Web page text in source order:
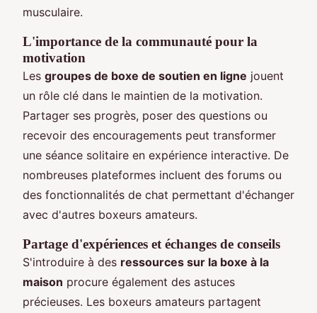
musculaire.
L'importance de la communauté pour la
motivation
Les groupes de boxe de soutien en ligne jouent
un rôle clé dans le maintien de la motivation.
Partager ses progrès, poser des questions ou
recevoir des encouragements peut transformer
une séance solitaire en expérience interactive. De
nombreuses plateformes incluent des forums ou
des fonctionnalités de chat permettant d'échanger
avec d'autres boxeurs amateurs.
Partage d'expériences et échanges de conseils
S'introduire à des ressources sur la boxe à la
maison procure également des astuces
précieuses. Les boxeurs amateurs partagent